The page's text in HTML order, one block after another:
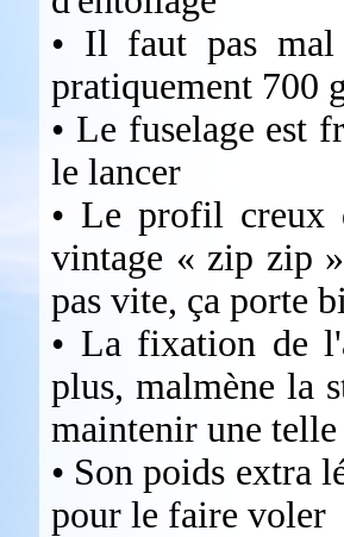
• Il faut pas mal
pratiquement 700
• Le fuselage est
le lancer
• Le profil creux
vintage « zip zip
pas vite, ça porte
• La fixation de
plus, malmène la
maintenir une telle
• Son poids extra
pour le faire voler